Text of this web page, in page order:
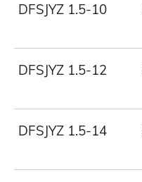
DFSJYZ 1.5-10
DFSJYZ 1.5-12
DFSJYZ 1.5-14